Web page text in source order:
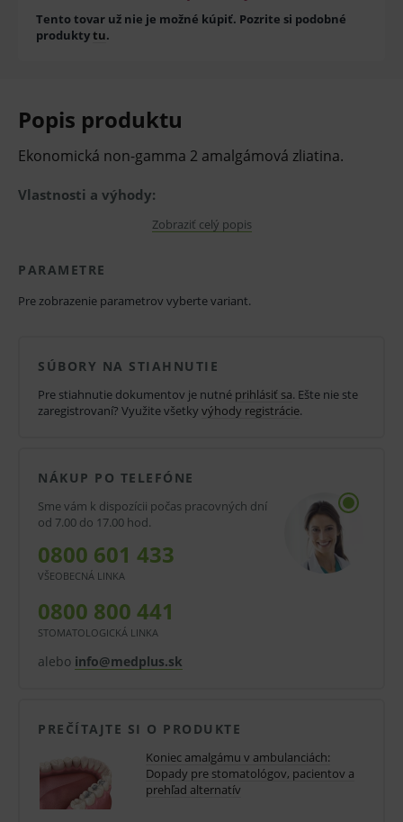
Tento tovar už nie je možné kúpiť. Pozrite si podobné
produktytu.
Popis produktu
Ekonomická non-gamma 2 amalgámová zliatina.
Vlastnosti a výhody:
vysoká pevnosťpozitívna objemová zmena u
kapsúl
Konzistentné miešanie, ľahké umiestnenie do
kavity utláčania, leštenia, opracovania,
kvalitný interproximálny kontakt, výber časov
a tuhnutia u GS-80 zaručujú lekári splnenie
všetkých požiadaviek na zhotovenie kvalitnej a
finálnej výplne.
veľmi dlho.
Pozitívna objemová zmena:
Pozitívna objemová zmena GS-80 zaisťuje
Zobraziť celý popis
PARAMETRE
Pre zobrazenie parametrov vyberte variant.
SÚBORY NA STIAHNUTIE
Pre stiahnutie dokumentov je nutné prihlásiť sa. Ešte nie ste
zaregistrovaní? Využite všetky výhody registrácie.
NÁKUP PO TELEFÓNE
Sme vám k dispozícii počas pracovných dní
od 7.00 do 17.00 hod.
0800 601 433
VŠEOBECNÁ LINKA
0800 800 441
STOMATOLOGICKÁ LINKA
alebo info@medplus.sk
PREČÍTAJTE SI O PRODUKTE
Koniec amalgámu v ambulanciách:
Dopady pre stomatológov, pacientov a
prehľad alternatív